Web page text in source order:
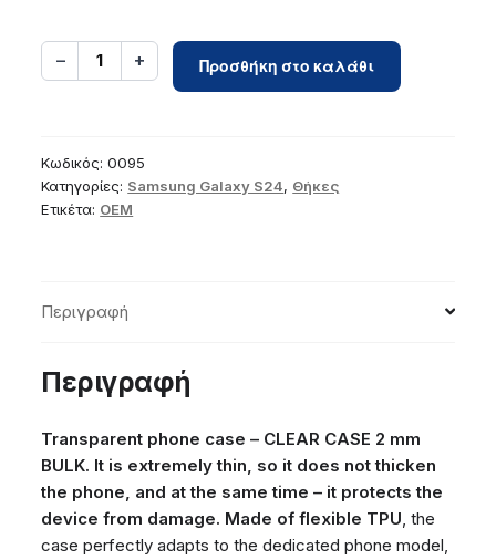
− 1 +
Case
for
Case
Προσθήκη στο καλάθι
Κωδικός:0095
Κατηγορίες: Samsung Galaxy S24, Θήκες
Ετικέτα: OEM
Περιγραφή
Περιγραφή
Transparent phone case – CLEAR CASE 2 mm
BULK. It is extremely thin, so it does not thicken
the phone, and at the same time – it protects the
device from damage. Made of flexible TPU , the
case perfectly adapts to the dedicated phone model,